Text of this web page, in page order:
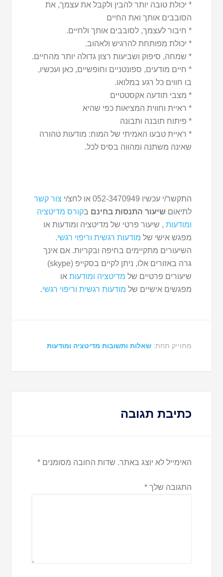
* יכולת טובה יותר להבין ולקבל את עצמך, את
הסובבים אותך ואת החיים
* חיבור לעצמך, לסובבים אותך ולחיים.
* יכולת מפותחת להרגיש ולאהוב.
* שמחה, סיפוק ושביעות רצון גדולה יותר מהחיים.
* חיים מודעים, ספונטניים וחופשיים, כאן ועכשיו,
בו חווים כל רגע במלואו.
* מצבי תודעה אקסטטיים
* ראיית וחווית המציאות כפי שהיא
* פיתוח תובנה ותבונה
* ראיית טבעו האמיתי של המוח: מודעות טהורה
שאינה משתנה ומהווה בסיס לכל.
התקשר/י עכשיו 052-3470949 או לחצ/י
צור קשר
לתיאום שיעור התנסות בחינם בקורס מדיטציה
ומודעות , שיעור פרטי של מדיטציה ומודעות או
מפגש אישי של מודעות רגשית וריפוי רגשי.
השיעורים מתקיימים בחיפה ובקריות. אם אינך
גרה באזורים אלו, ניתן לקיים בסקייפ (skype)
שיעורים פרטיים של מדיטציה ומודעות או
מפגשים אישיים של מודעות רגשית וריפוי רגשי.
מתוייק תחת:שאלות ותשובות מדיטציה ומודעות
כתיבת תגובה
האימייל לא יוצג באתר. שדות החובה מסומנים*
התגובה שלך*